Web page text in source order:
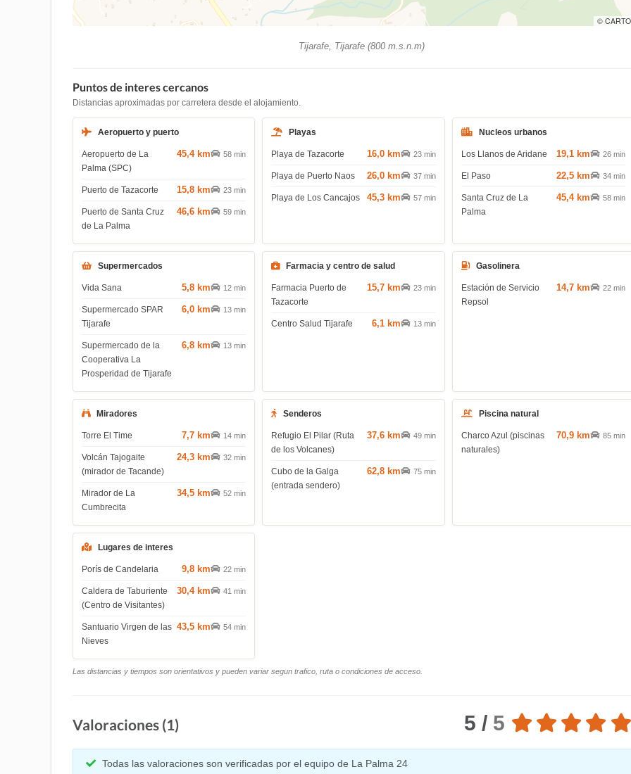
© CARTO
Tijarafe, Tijarafe (800 m.s.n.m)
Puntos de interes cercanos
Distancias aproximadas por carretera desde el alojamiento.
Aeropuerto y puerto
Aeropuerto de La
Palma (SPC)
45,4 km 58 min
Puerto de Tazacorte 15,8 km 23 min
Puerto de Santa Cruz
de La Palma
46,6 km 59 min
Playas
Playa de Tazacorte 16,0 km 23 min
Playa de Puerto Naos 26,0 km 37 min
Playa de Los Cancajos 45,3 km 57 min
Nucleos urbanos
Los Llanos de Aridane 19,1 km 26 min
El Paso 22,5 km 34 min
Santa Cruz de La
Palma
45,4 km 58 min
Supermercados
Vida Sana 5,8 km 12 min
Supermercado SPAR
Tijarafe
6,0 km 13 min
Supermercado de la
Cooperativa La
Prosperidad de Tijarafe
6,8 km 13 min
Farmacia y centro de salud
Farmacia Puerto de
Tazacorte
15,7 km 23 min
Centro Salud Tijarafe 6,1 km 13 min
Gasolinera
Estación de Servicio
Repsol
14,7 km 22 min
Miradores
Torre El Time 7,7 km 14 min
Volcán Tajogaite
(mirador de Tacande)
24,3 km 32 min
Mirador de La
Cumbrecita
34,5 km 52 min
Senderos
Refugio El Pilar (Ruta
de los Volcanes)
37,6 km 49 min
Cubo de la Galga
(entrada sendero)
62,8 km 75 min
Piscina natural
Charco Azul (piscinas
naturales)
70,9 km 85 min
Lugares de interes
Porís de Candelaria 9,8 km 22 min
Caldera de Taburiente
(Centro de Visitantes)
30,4 km 41 min
Santuario Virgen de las
Nieves
43,5 km 54 min
Las distancias y tiempos son orientativos y pueden variar segun trafico, ruta o condiciones de acceso.
Valoraciones (1) 5 / 5
Todas las valoraciones son verificadas por el equipo de La Palma 24